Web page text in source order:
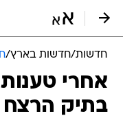
חדשות/חדשות בארץ/
אחרי
בתיק